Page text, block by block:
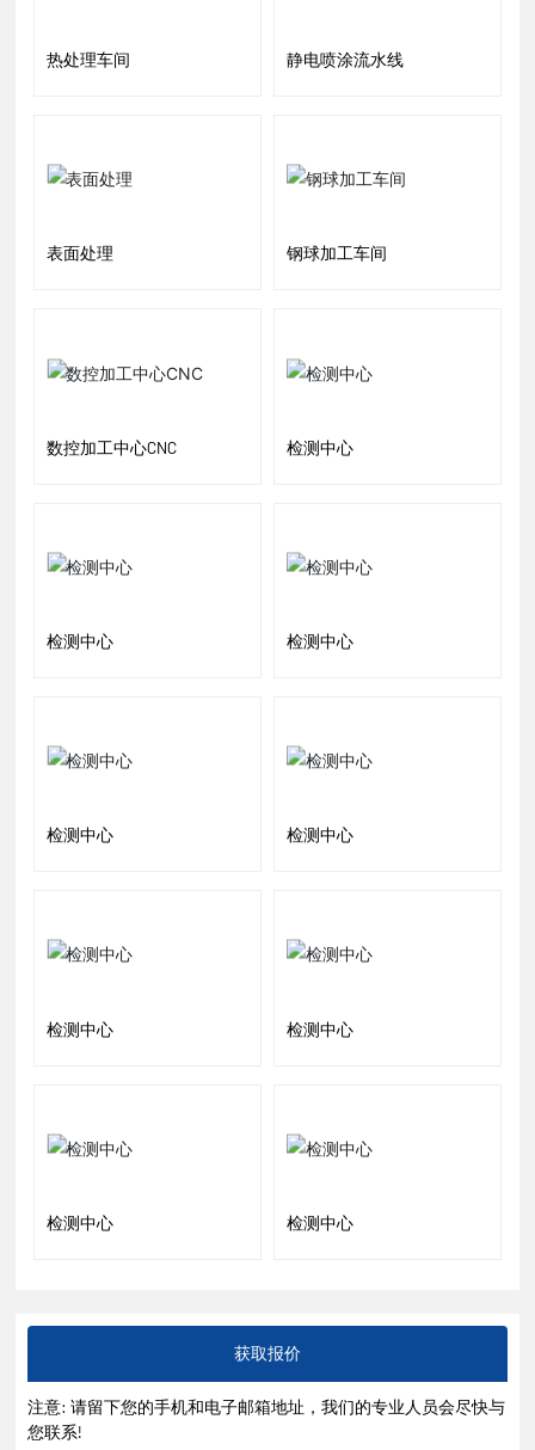
热处理车间 静电喷涂流水线
表面处理 钢球加工车间
数控加工中心CNC 检测中心
检测中心 检测中心
检测中心 检测中心
检测中心 检测中心
检测中心 检测中心
获取报价
注意: 请留下您的手机和电子邮箱地址，我们的专业人员会尽快与
您联系!